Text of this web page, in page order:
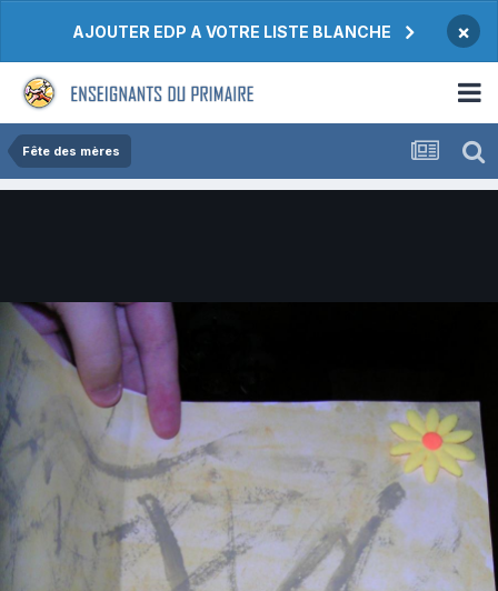
AJOUTER EDP A VOTRE LISTE BLANCHE ×
Fête des mères